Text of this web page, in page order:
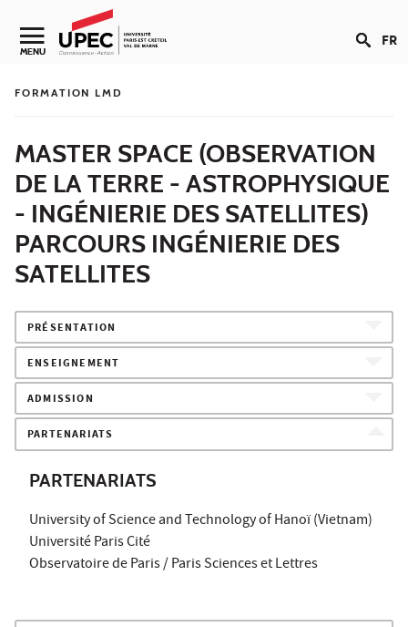
Aller au contenu
Navigation secondaire
MENU FR
FORMATION LMD
MASTER SPACE (OBSERVATION
DE LA TERRE - ASTROPHYSIQUE
- INGÉNIERIE DES SATELLITES)
PARCOURS INGÉNIERIE DES
SATELLITES
PRÉSENTATION
ENSEIGNEMENT
ADMISSION
PARTENARIATS
PARTENARIATS
University of Science and Technology of Hanoï (Vietnam)
Université Paris Cité
Observatoire de Paris / Paris Sciences et Lettres